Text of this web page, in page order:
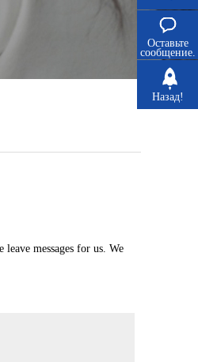
Оставьте
сообщение.
Назад!